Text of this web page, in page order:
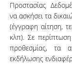
Προστασίας
να ασκήσει τα
(έγγραφη αίτηση,
κλπ). Σε
προθεσμίας, τα
εκδήλωσης